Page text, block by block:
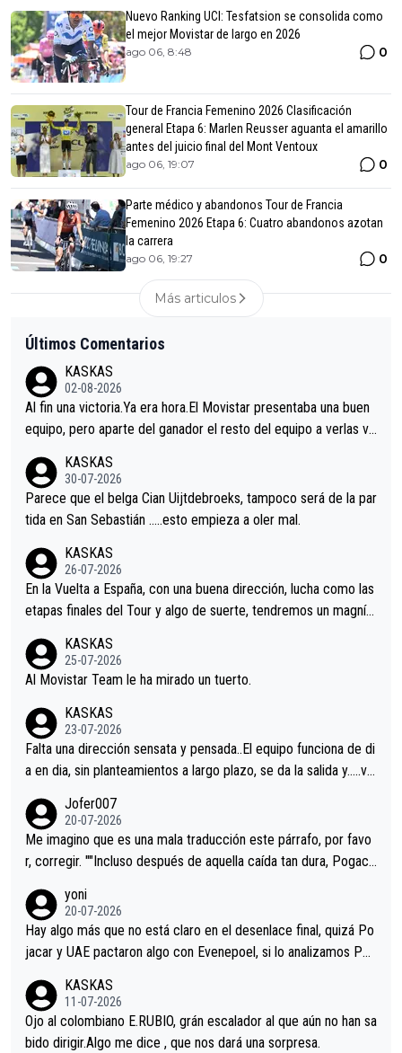
Nuevo Ranking UCI: Tesfatsion se consolida como
el mejor Movistar de largo en 2026
ago 06, 8:48 0
Tour de Francia Femenino 2026 Clasificación
general Etapa 6: Marlen Reusser aguanta el amarillo
antes del juicio final del Mont Ventoux
ago 06, 19:07 0
Parte médico y abandonos Tour de Francia
Femenino 2026 Etapa 6: Cuatro abandonos azotan
la carrera
ago 06, 19:27 0
Más articulos
Últimos Comentarios
KASKAS
02-08-2026
Al fin una victoria.Ya era hora.El Movistar presentaba una buen
equipo, pero aparte del ganador el resto del equipo a verlas ve
s.La única buena noticia es la mejoría de Enric Más en San Seb
astian.Si en la Vuelta a Burgos sigue la mejoría, podríamos ten
er alguna sorpresa en la Vuelta.Ojalá.
KASKAS
30-07-2026
Parece que el belga Cian Uijtdebroeks, tampoco será de la par
tida en San Sebastián …..esto empieza a oler mal.
KASKAS
26-07-2026
En la Vuelta a España, con una buena dirección, lucha como las
etapas finales del Tour y algo de suerte, tendremos un magnífi
KASKAS
25-07-2026
Al Movistar Team le ha mirado un tuerto.
KASKAS
23-07-2026
Falta una dirección sensata y pensada..El equipo funciona de di
a en dia, sin planteamientos a largo plazo, se da la salida y…..ve
Minguez, Velez etc etc.Me da pena vivir estos momentos tan
tristes sin victorias.
Jofer007
20-07-2026
Me imagino que es una mala traducción este párrafo, por favo
r, corregir. ""Incluso después de aquella caída tan dura, Pogaca
permaneció pegado a su rueda. Parecía increíble la forma en l
a que era capaz de controlar el miedo", recordó."
yoni
20-07-2026
Hay algo más que no está claro en el desenlace final, quizá Po
jacar y UAE pactaron algo con Evenepoel, si lo analizamos Poj
i sin pedalear, luego está el saludo con Evenepoel dándose la
mano de una manera muy fraternal, más allá de los típicos toqu
es en el hombro con que saludaba a Vingegard. Ahí hubo una in
KASKAS
11-07-2026
Ojo al colombiano E.RUBIO, grán escalador al que aún no han sa
bido dirigir.Algo me dice , que nos dará una sorpresa.